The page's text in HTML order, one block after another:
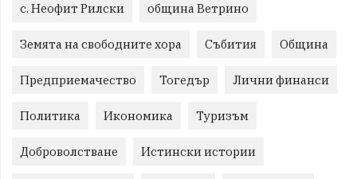
с. Неофит Рилски община Ветрино
Земята на свободните хора Събития Община
Предприемачество Тогедър Лични финанси
Политика Икономика Туризъм
Доброволстване Истински истории